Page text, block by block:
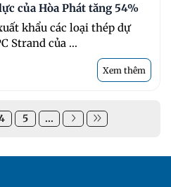
của Hòa Phát tăng 54%
khẩu các loại thép dự
Strand của ...
Xem thêm
5 ...